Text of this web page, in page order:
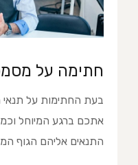
חתימה על
בעת החתימות על תנאי
אתכם ברגע המיוחל
התנאים אליהם הגוף